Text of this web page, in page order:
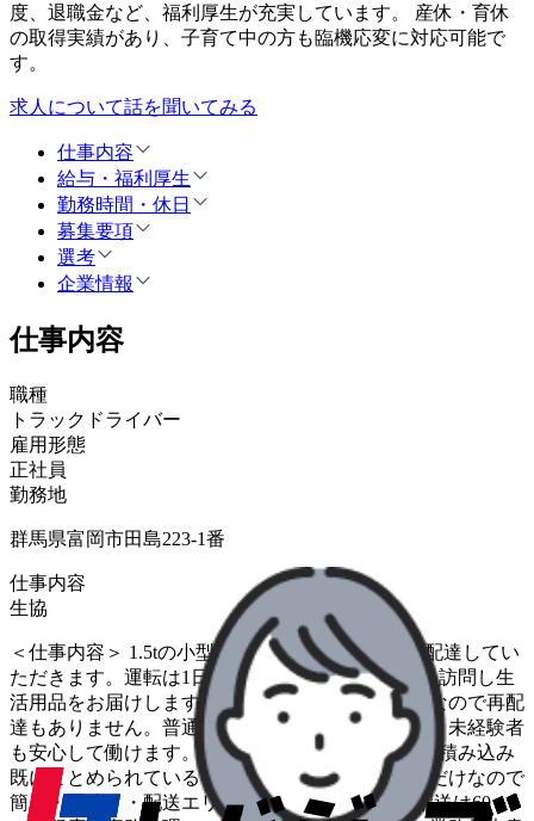
度、退職金など、福利厚生が充実しています。 産休・育休
の取得実績があり、子育て中の方も臨機応変に対応可能で
す。
求人について話を聞いてみる
仕事内容
給与・福利厚生
勤務時間・休日
募集要項
選考
企業情報
仕事内容
職種
トラックドライバー
雇用形態
正社員
勤務地
群馬県富岡市田島223-1番
仕事内容
生協
＜仕事内容＞ 1.5tの小型トラックで生協の商品を配達してい
ただきます。運転は1日1～2時間ほどで同じお宅を訪問し生
活用品をお届けします。留守の場合は「置き配」なので再配
達もありません。普通免許可に加え、研修もあり、未経験者
も安心して働けます。 ＜お仕事の流れ＞ ・荷物の積み込み
既にまとめられている荷物をトラックに積み込むだけなので
簡単・配達・・配送エリア&ルート固定、1日の配送は60～